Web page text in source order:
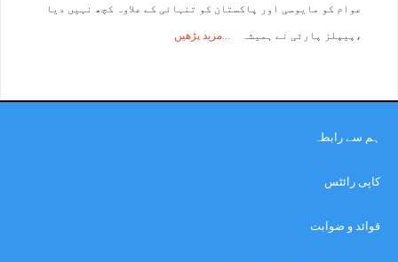
عوام کو مایوسی اور پاکستان کو تنہائی کے علاوہ کچھ نہیں دیا
،پیپلز پارٹی نے ہمیشہ مزید پڑھیں
ہم سے رابطہ
کاپی رائٹس
قوائد و ضوابت